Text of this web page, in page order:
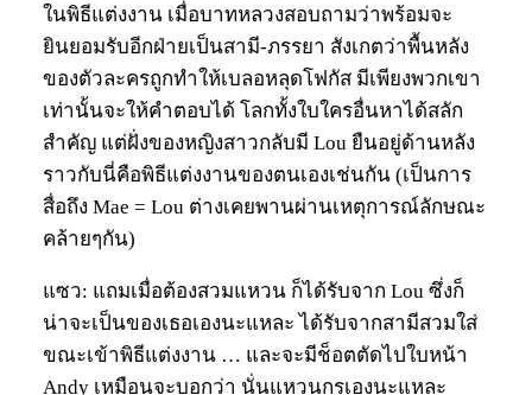
ในพิธีแต่งงาน เมื่อบาทหลวงสอบถามว่าพร้อมจะ
ยินยอมรับอีกฝ่ายเป็นสามี-ภรรยา สังเกตว่าพื้นหลัง
ของตัวละครถูกทำให้เบลอหลุดโฟกัส มีเพียงพวกเขา
เท่านั้นจะให้คำตอบได้ โลกทั้งใบใครอื่นหาได้สลัก
สำคัญ แต่ฝั่งของหญิงสาวกลับมี Lou ยืนอยู่ด้านหลัง
ราวกับนี่คือพิธีแต่งงานของตนเองเช่นกัน (เป็นการ
สื่อถึง Mae = Lou ต่างเคยพานผ่านเหตุการณ์ลักษณะ
คล้ายๆกัน)
แซว: แถมเมื่อต้องสวมแหวน ก็ได้รับจาก Lou ซึ่งก็
น่าจะเป็นของเธอเองนะแหละ ได้รับจากสามีสวมใส่
ขณะเข้าพิธีแต่งงาน … และจะมีช็อตตัดไปใบหน้า
Andy เหมือนจะบอกว่า นั่นแหวนกรุเองนะแหละ